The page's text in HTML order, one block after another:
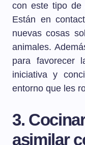
con este tipo de
Están en
nuevas cosas
animales.
para favorecer
iniciativa y
entorno que les
3.
asimilar